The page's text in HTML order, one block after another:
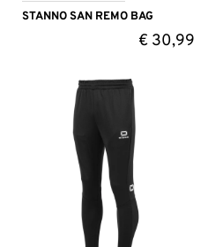
STANNO SAN REMO BAG
€ 30,99